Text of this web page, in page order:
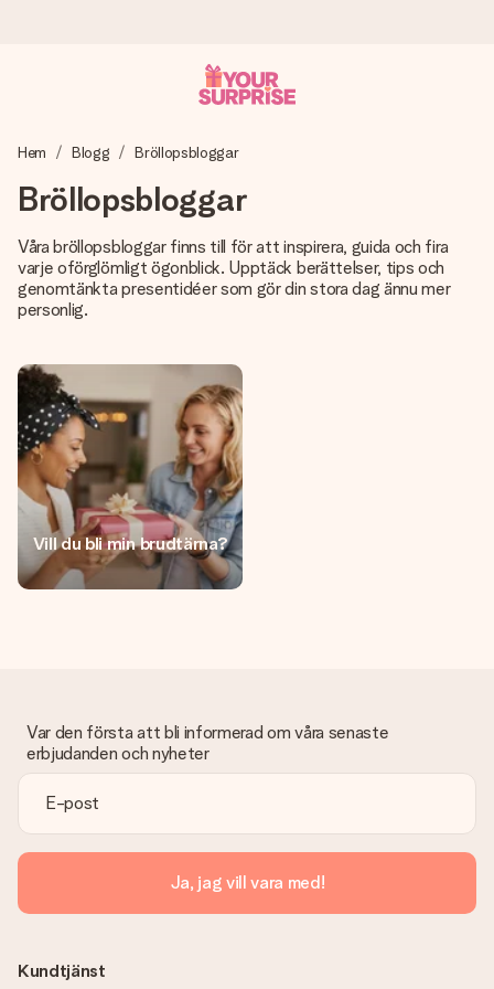
Vi skapar din gåva med omsorg och skickar den blixtsnabbt
mest.
4,6 (baserat på +15 000 recensioner)
Gratis hälsning
Skapa något unikt med bara några få steg – med hennes
namn, ditt foto eller ett meddelande som verkligen berör
hennes hjärta. Inget krångel, bara med all kärlek för stunden.
Hem Blogg Bröllopsbloggar
Bröllopsbloggar
Våra bröllopsbloggar finns till för att inspirera, guida och fira
varje oförglömligt ögonblick. Upptäck berättelser, tips och
genomtänkta presentidéer som gör din stora dag ännu mer
personlig.
Vill du bli min brudtärna?
Var den första att bli informerad om våra senaste
erbjudanden och nyheter
Ja, jag vill vara med!
Kundtjänst